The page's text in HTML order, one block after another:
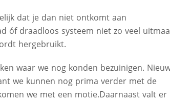
dat je dan niet ontkomt aan
óf draadloos systeem niet zo veel
hergebruikt.
waar we nog konden bezuinigen.
we kunnen nog prima verder met de
we met een motie.Daarnaast valt er